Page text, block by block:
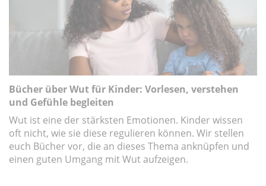
Bücher über Wut für Kinder: Vorlesen, verstehen
und Gefühle begleiten
Wut ist eine der stärksten Emotionen. Kinder wissen
oft nicht, wie sie diese regulieren können. Wir stellen
euch Bücher vor, die an dieses Thema anknüpfen und
einen guten Umgang mit Wut aufzeigen.